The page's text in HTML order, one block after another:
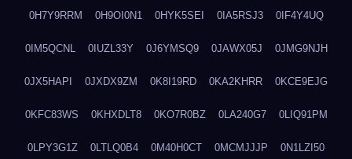
0H7Y9RRM 0H9OI0N1 0HYK5SEI 0IA5RSJ3 0IF4Y4UQ
0IM5QCNL 0IUZL33Y 0J6YMSQ9 0JAWX05J 0JMG9NJH
0JX5HAPI 0JXDX9ZM 0K8I19RD 0KA2KHRR 0KCE9EJG
0KFC83WS 0KHXDLT8 0KO7R0BZ 0LA240G7 0LIQ91PM
0LPY3G1Z 0LTLQ0B4 0M40H0CT 0MCMJJJP 0N1LZI50